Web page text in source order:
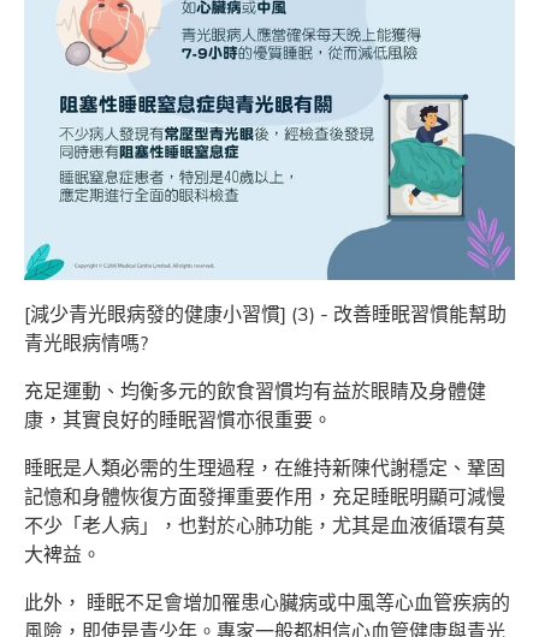
[減少青光眼病發的健康小習慣] (3) - 改善睡眠習慣能幫助
青光眼病情嗎?
充足運動、均衡多元的飲食習慣均有益於眼睛及身體健
康，其實良好的睡眠習慣亦很重要。
睡眠是人類必需的生理過程，在維持新陳代謝穩定、鞏固
記憶和身體恢復方面發揮重要作用，充足睡眠明顯可減慢
不少「老人病」，也對於心肺功能，尤其是血液循環有莫
大裨益。
此外， 睡眠不足會增加罹患心臟病或中風等心血管疾病的
風險，即使是青少年。專家一般都相信心血管健康與青光